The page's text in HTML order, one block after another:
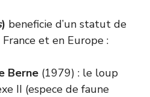
) beneficie d’un statut de
et en Europe :
Berne (1979) : le loup
II (espece de faune